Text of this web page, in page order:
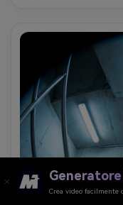
Crea video facilmente